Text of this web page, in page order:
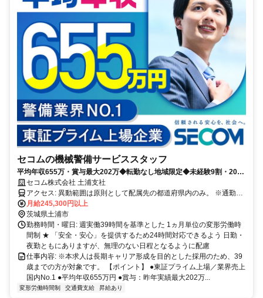
セコムの機械警備サービススタッフ
平均年収655万・賞与最大202万◆転勤なし地域限定◆未経験9割・20〜
30代活躍◆最大10連休・手当あり
セコム株式会社 土浦支社
アクセス: 異動範囲は原則として配属先の都道府県内のみ。 ※通勤圏
内の他都道府県への異動の可能性もあります。
月給245,300円以上
茨城県土浦市
勤務時間・曜日: 週実働39時間を基準とした 1ヵ月単位の変形労働時
間制 ★ 「安全・安心」を提供するため24時間対応できるよう 日勤・
夜勤ともにありますが、無理のない日程となるように配慮
仕事内容: ※本求人は長期キャリア形成を目的とした採用のため、39
歳までの方が対象です。 【ポイント】 ●東証プライム上場／業界売上
国内No.1 ●平均年収655万円 ●賞与：昨年実績最大202万...
変形労働時間制 交通費支給 昇給あり